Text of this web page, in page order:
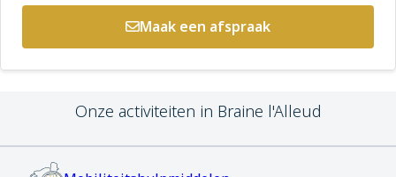
Maak een afspraak
Onze activiteiten in Braine l'Alleud